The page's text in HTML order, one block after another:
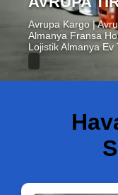
Yurtdışı Kargo
İngiltere Kuveyt
Yurtdışı Uçak
Servis